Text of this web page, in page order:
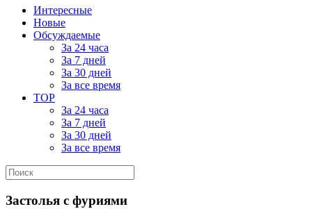
Интересные
Новые
Обсуждаемые
За 24 часа
За 7 дней
За 30 дней
За все время
TOP
За 24 часа
За 7 дней
За 30 дней
За все время
Застолья с фуриями